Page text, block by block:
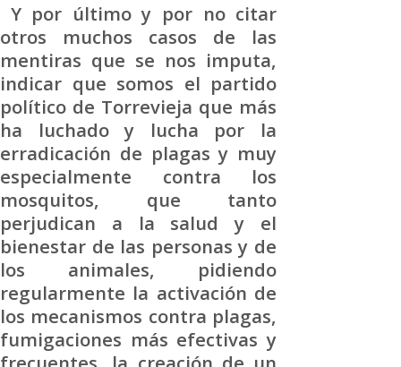
Y por último y por no citar
otros muchos casos de las
mentiras que se nos imputa,
indicar que somos el partido
político de Torrevieja que más
ha luchado y lucha por la
erradicación de plagas y muy
especialmente contra los
mosquitos, que tanto
perjudican a la salud y el
bienestar de las personas y de
los animales, pidiendo
regularmente la activación de
los mecanismos contra plagas,
fumigaciones más efectivas y